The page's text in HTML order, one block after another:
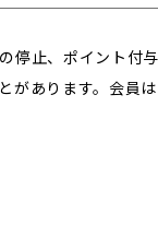
停止、ポイント付
があります。会員